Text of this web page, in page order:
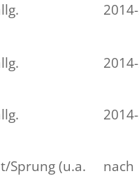
Sprung (u.a.
nach